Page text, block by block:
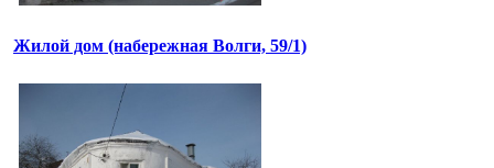
Жилой дом (набережная Волги, 59/1)